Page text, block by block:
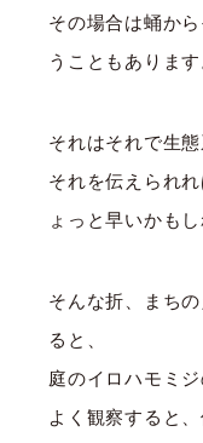
その場合は蛹か
うこともあります
それはそれで生態
それを伝えられ
ょっと早いかも
そんな折、まち
ると、
庭のイロハモミジ
よく観察すると